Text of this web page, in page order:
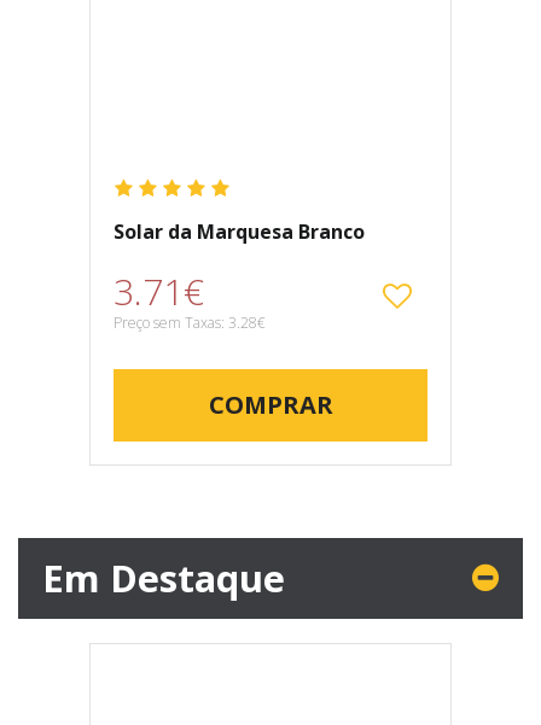
Solar da Marquesa Branco
3.71€
Preço sem Taxas: 3.28€
COMPRAR
Em Destaque